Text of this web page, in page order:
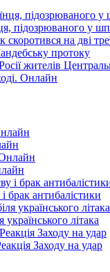
підозрюваного у
скоротився на дві
протоку
жителів
Онлайн
брак антибалістики
літака
Заходу на удар